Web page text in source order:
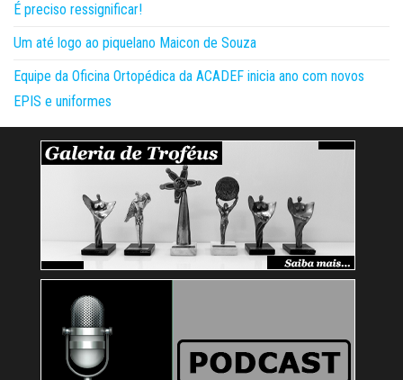
É preciso ressignificar!
Um até logo ao piquelano Maicon de Souza
Equipe da Oficina Ortopédica da ACADEF inicia ano com novos
EPIS e uniformes